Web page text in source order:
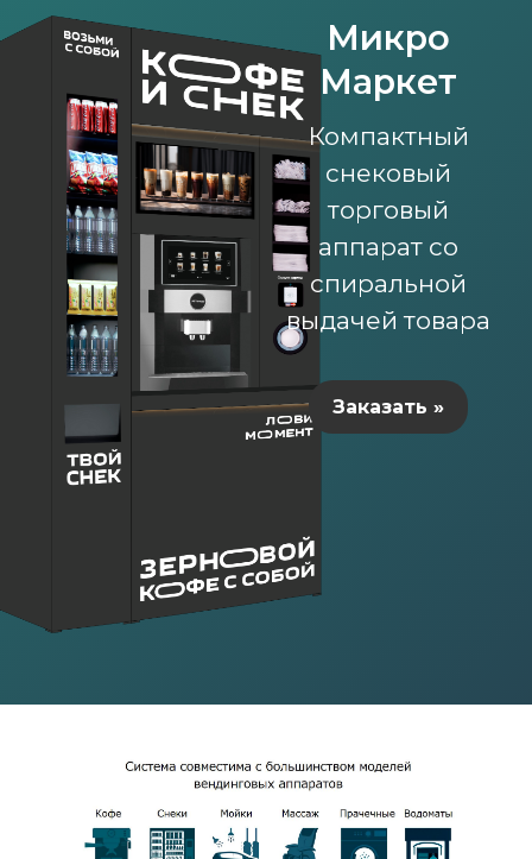
Микро
Маркет
Компактный
снековый
торговый
аппарат со
спиральной
выдачей товара
Заказать »